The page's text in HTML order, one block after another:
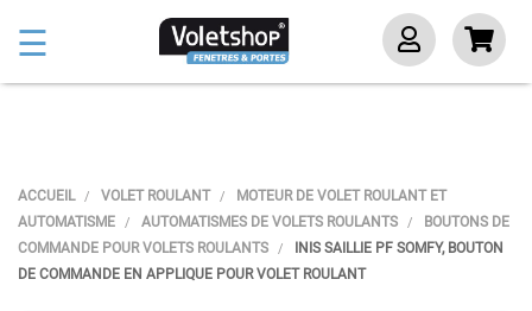
Basculer
la
☰
ACCUEIL VOLET ROULANT
MOTEUR DE VOLET ROULANT ET
AUTOMATISME
AUTOMATISMES DE VOLETS ROULANTS
BOUTONS DE
COMMANDE POUR VOLETS ROULANTS
INIS SAILLIE PF SOMFY, BOUTON
DE COMMANDE EN APPLIQUE POUR VOLET ROULANT